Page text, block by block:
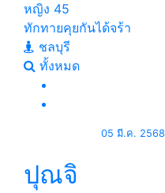
หญิง 45
ทักทายคุยกันได้จร้า
ชลบุรี
ทั้งหมด
05 มี.ค. 2568
ปุณจิ